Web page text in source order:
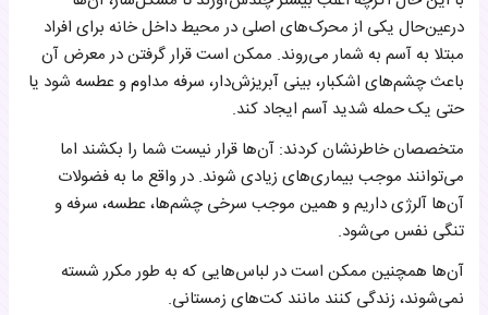
درعین‌حال یکی از محرک‌های اصلی در محیط داخل خانه برای افراد
مبتلا به آسم به شمار می‌روند. ممکن است قرار گرفتن در معرض آن
باعث چشم‌های اشکبار، بینی آبریزش‌دار، سرفه مداوم و عطسه شود یا
حتی یک حمله شدید آسم ایجاد کند.
متخصصان خاطرنشان کردند: آن‌ها قرار نیست شما را بکشند اما
می‌توانند موجب بیماری‌های زیادی شوند. در واقع ما به فضولات
آن‌ها آلرژی داریم و همین موجب سرخی چشم‌ها، عطسه، سرفه و
تنگی نفس می‌شود.
آن‌ها همچنین ممکن است در لباس‌هایی که به طور مکرر شسته
نمی‌شوند، زندگی کنند مانند کت‌های زمستانی.